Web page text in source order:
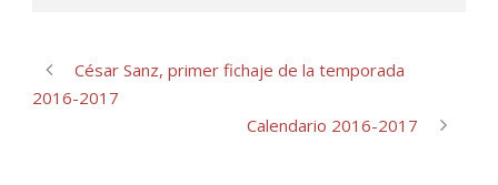
César Sanz, primer fichaje de la temporada
2016-2017
Calendario 2016-2017